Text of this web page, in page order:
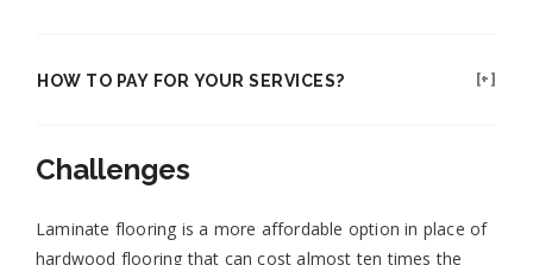
HOW TO PAY FOR YOUR SERVICES?
Challenges
Laminate flooring is a more affordable option in place of
hardwood flooring that can cost almost ten times the